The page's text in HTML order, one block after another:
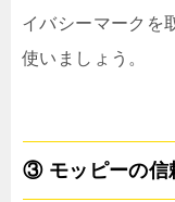
イバシーマークを
使いましょう。
③ モッピーの信